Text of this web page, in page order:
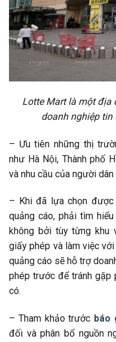
Lotte Mart là một địa
doanh nghiệp tin
– Ưu tiên những thị
như Hà Nội, Thành phố
và nhu cầu của người
– Khi đã lựa chọn
quảng cáo, phải tìm
không bởi tùy từng khu
giấy phép và làm việc
quảng cáo sẽ hỗ trợ
phép trước để tránh gặp
có.
– Tham khảo trước báo
đối và phân bổ nguồn